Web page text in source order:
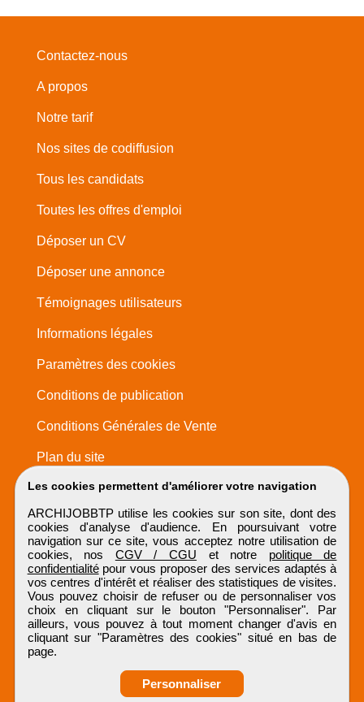
Les cookies permettent d'améliorer votre navigation
ARCHIJOBBTP utilise les cookies sur son site, dont des
cookies d'analyse d'audience. En poursuivant votre
navigation sur ce site, vous acceptez notre utilisation de
cookies, nos CGV / CGU et notre politique de
confidentialitépour vous proposer des services adaptés à
vos centres d'intérêt et réaliser des statistiques de visites.
Vous pouvez choisir de refuser ou de personnaliser vos
choix en cliquant sur le bouton "Personnaliser". Par
ailleurs, vous pouvez à tout moment changer d'avis en
cliquant sur "Paramètres des cookies" situé en bas de
page.
Personnaliser
Contactez-nous
A propos
Notre tarif
Nos sites de codiffusion
Tous les candidats
Toutes les offres d'emploi
Déposer un CV
Déposer une annonce
Témoignages utilisateurs
Informations légales
Paramètres des cookies
Conditions de publication
Conditions Générales de Vente
Plan du site